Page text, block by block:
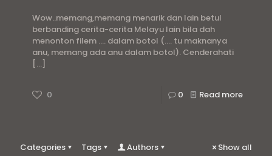
Wow..memang,memang menarik dan lain betul
berbanding cerita-cerita Melayu lain bila dah
menonton filem …. dalam botol (…. tu maknanya
anu, memang ada anu dalam botol). Cenderahati
[…]
0 0 Read more
Categories Tags Authors Show all